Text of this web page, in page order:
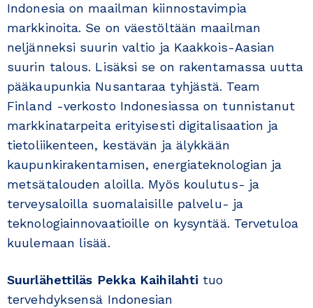
Indonesia on maailman kiinnostavimpia
markkinoita. Se on väestöltään maailman
neljänneksi suurin valtio ja Kaakkois-Aasian
suurin talous. Lisäksi se on rakentamassa uutta
pääkaupunkia Nusantaraa tyhjästä. Team
Finland -verkosto Indonesiassa on tunnistanut
markkinatarpeita erityisesti digitalisaation ja
tietoliikenteen, kestävän ja älykkään
kaupunkirakentamisen, energiateknologian ja
metsätalouden aloilla. Myös koulutus- ja
terveysaloilla suomalaisille palvelu- ja
teknologiainnovaatioille on kysyntää. Tervetuloa
kuulemaan lisää.
Suurlähettiläs Pekka Kaihilahti tuo
tervehdyksensä Indonesian